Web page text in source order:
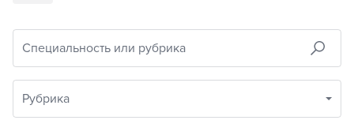
Специальность или рубрика
Рубрика